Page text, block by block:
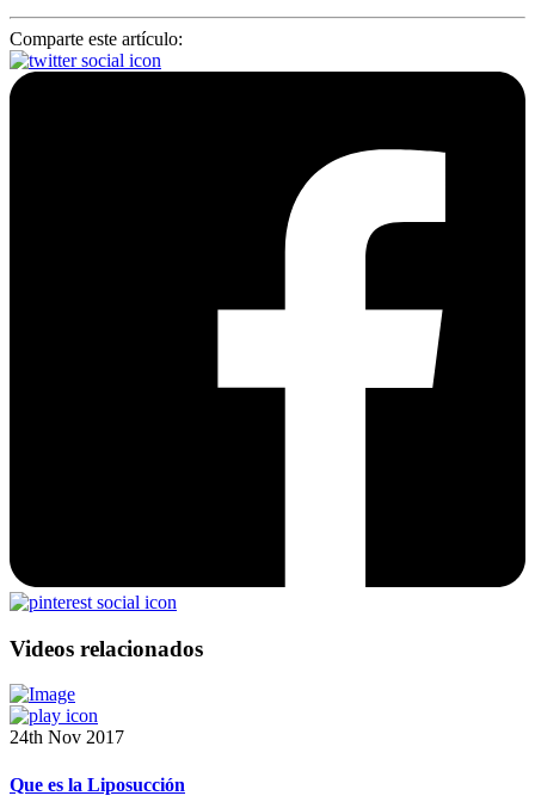
Comparte este artículo:
Videos relacionados
24th Nov 2017
Que es la Liposucción